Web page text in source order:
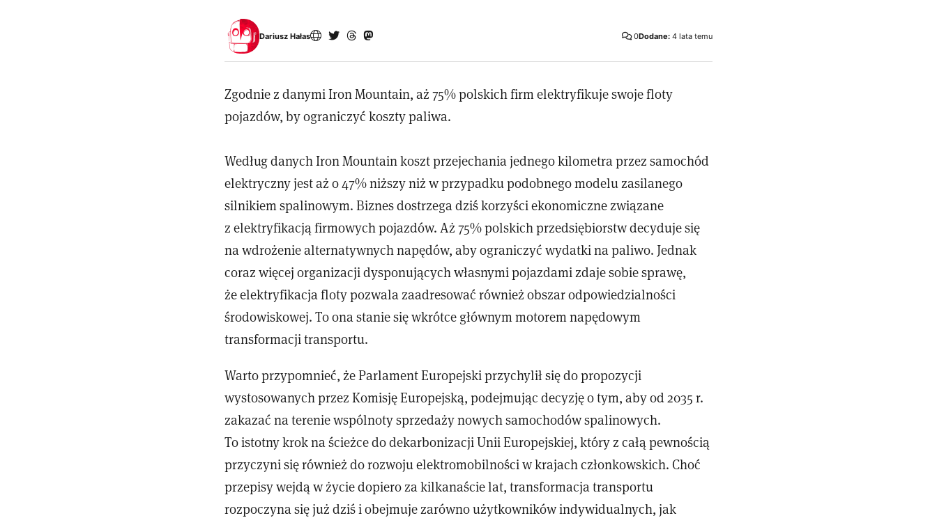
Dariusz Hałas 0Dodane: 4 lata temu
Zgodnie z danymi Iron Mountain, aż 75% polskich firm elektryfikuje swoje floty
pojazdów, by ograniczyć koszty paliwa.
Według danych Iron Mountain koszt przejechania jednego kilometra przez samochód
elektryczny jest aż o 47% niższy niż w przypadku podobnego modelu zasilanego
silnikiem spalinowym. Biznes dostrzega dziś korzyści ekonomiczne związane
z elektryfikacją firmowych pojazdów. Aż 75% polskich przedsiębiorstw decyduje się
na wdrożenie alternatywnych napędów, aby ograniczyć wydatki na paliwo. Jednak
coraz więcej organizacji dysponujących własnymi pojazdami zdaje sobie sprawę,
że elektryfikacja floty pozwala zaadresować również obszar odpowiedzialności
środowiskowej. To ona stanie się wkrótce głównym motorem napędowym
transformacji transportu.
Warto przypomnieć, że Parlament Europejski przychylił się do propozycji
wystosowanych przez Komisję Europejską, podejmując decyzję o tym, aby od 2035 r.
zakazać na terenie wspólnoty sprzedaży nowych samochodów spalinowych.
To istotny krok na ścieżce do dekarbonizacji Unii Europejskiej, który z całą pewnością
przyczyni się również do rozwoju elektromobilności w krajach członkowskich. Choć
przepisy wejdą w życie dopiero za kilkanaście lat, transformacja transportu
rozpoczyna się już dziś i obejmuje zarówno użytkowników indywidualnych, jak